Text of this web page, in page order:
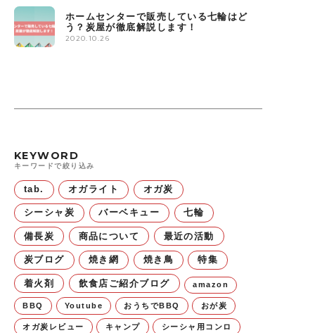
ホームセンターで販売している七輪はど
う？炭屋が徹底解説します！
2020.10.26
KEYWORD
キーワードで絞り込み
tab. オガライト オガ炭
シーシャ炭 バーベキュー 七輪
備長炭 商品について 最近の活動
炭ブログ 焼き網 焼き鳥 特集
着火剤 飲食店ご紹介ブログ amazon
BBQ Youtube おうちでBBQ おが炭
オガ炭レビュー キャンプ シーシャ用コンロ